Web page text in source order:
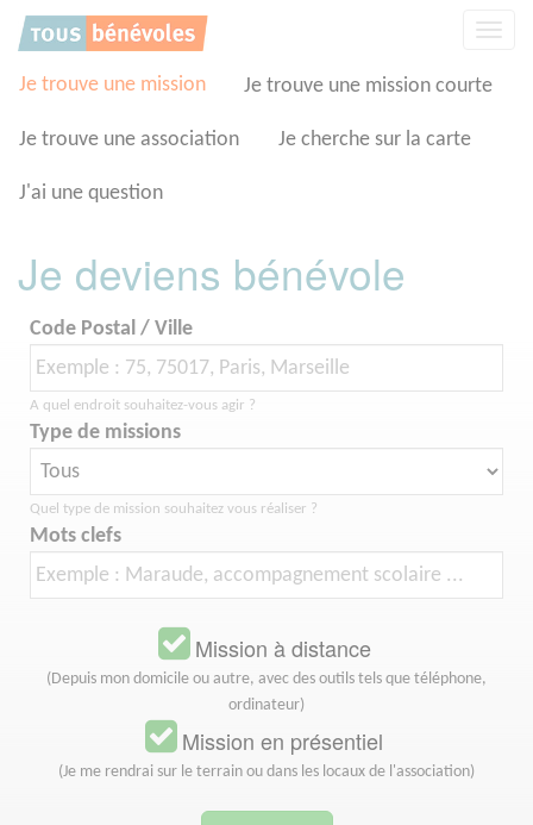
Je trouve une mission Je trouve une mission courte
Je trouve une association Je cherche sur la carte
J'ai une question
Je deviens bénévole
Code Postal / Ville
A quel endroit souhaitez-vous agir ?
Type de missions
Quel type de mission souhaitez vous réaliser ?
Mots clefs
Mission à distance
(Depuis mon domicile ou autre, avec des outils tels que téléphone,
ordinateur)
Mission en présentiel
(Je me rendrai sur le terrain ou dans les locaux de l'association)
Panneau de gestion des cookies